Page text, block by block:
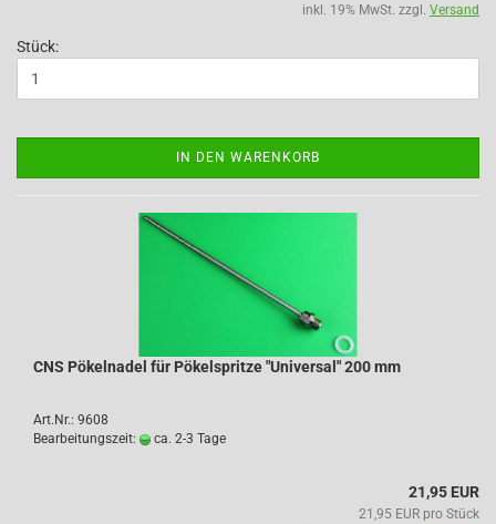
inkl. 19% MwSt. zzgl. Versand
Stück:
IN DEN WARENKORB
CNS Pökelnadel für Pökelspritze "Universal" 200 mm
Art.Nr.: 9608
Bearbeitungszeit:
ca. 2-3 Tage
21,95 EUR
21,95 EUR pro Stück